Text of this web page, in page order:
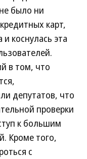
было ни
карт,
коснулась эта
в том, что
депутатов, что
проверки
к большим
Кроме того,
с